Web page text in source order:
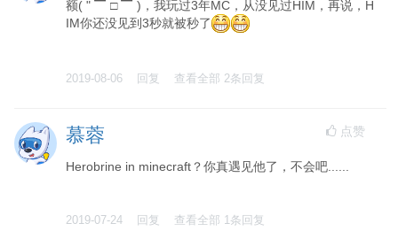
额( " ▔ □ ▔ )，我玩过3年MC，从没见过HIM，再说，H
IM你还没见到3秒就被秒了
2019-08-06 回复 查看全部 2条回复
慕蓉 点赞
Herobrine in minecraft？你真遇见他了，不会吧......
2019-07-24 回复 查看全部 1条回复